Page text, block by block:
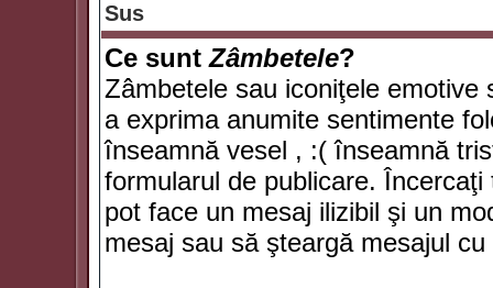
Sus
Ce suntZâmbetele?
Zâmbetele sau iconiţele
a exprima anumite sentimente
înseamnă vesel , :( înseamnă
formularul de publicare.
pot face un mesaj ilizibil şi un
mesaj sau să şteargă mesajul cu